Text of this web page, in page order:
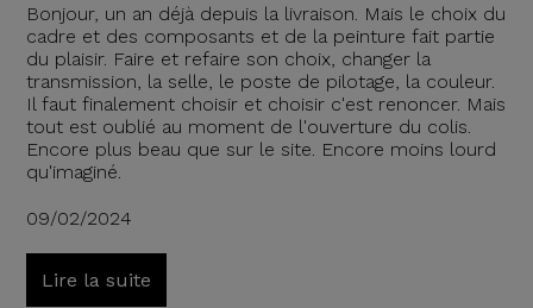
Bonjour, un an déjà depuis la livraison. Mais le choix du
cadre et des composants et de la peinture fait partie
du plaisir. Faire et refaire son choix, changer la
transmission, la selle, le poste de pilotage, la couleur.
Il faut finalement choisir et choisir c'est renoncer. Mais
tout est oublié au moment de l'ouverture du colis.
Encore plus beau que sur le site. Encore moins lourd
qu'imaginé.
09/02/2024
Lire la suite